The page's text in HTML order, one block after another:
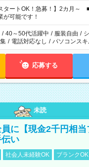
残業はしたくない」 など、ご希
のお仕事の勤務時間。 合計で
ません。
タートOK！急募！】2カ月～
が可能です！
/ 40～50代活躍中 / 服装自由 /
/ 電話対応なし / パソコンス
応募する
未読
に【現金2千円相当
伝い
社会人未経験OK
ブランクOK